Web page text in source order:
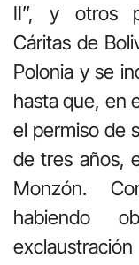
II”, y otros
Cáritas de
Polonia y se
hasta que, en
el permiso de
de tres años,
Monzón.
habiendo